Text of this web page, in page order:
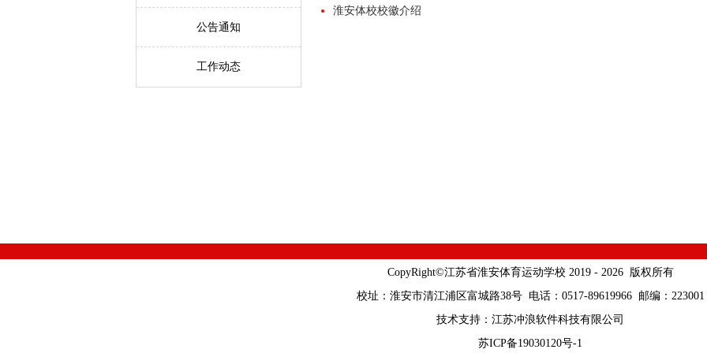
公告通知
工作动态
淮安体校校徽介绍
CopyRight©江苏省淮安体育运动学校 2019 - 2026 版权所有
校址：淮安市清江浦区富城路38号 电话：0517-89619966 邮编：223001
技术支持： 江苏冲浪软件科技有限公司
苏ICP备19030120号-1